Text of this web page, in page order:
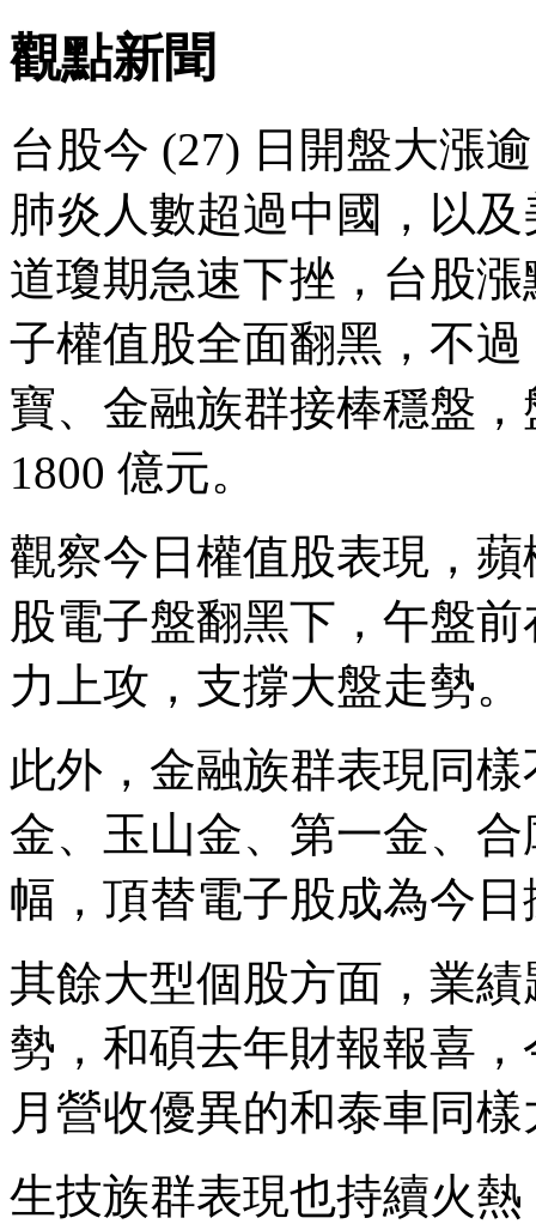
觀點新聞
台股今 (27) 日開盤大漲
肺炎人數超過中國，以
道瓊期急速下挫，台股
子權值股全面翻黑，不
寶、金融族群接棒穩盤
1800 億元。
觀察今日權值股表現，
股電子盤翻黑下，午盤
力上攻，支撐大盤走勢。
此外，金融族群表現同
金、玉山金、第一金、
幅，頂替電子股成為今
其餘大型個股方面，業
勢，和碩去年財報報喜
月營收優異的和泰車同
生技族群表現也持續火